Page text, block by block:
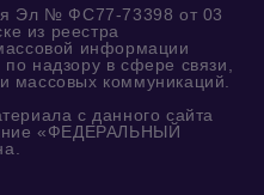
Эл № ФС77-73398 от 03
из реестра
информации
надзору в сфере связи,
массовых коммуникаций.
с данного сайта
«ФЕДЕРАЛЬНЫЙ